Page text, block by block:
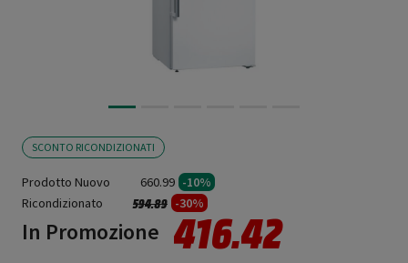
SCONTO RICONDIZIONATI
Prodotto Nuovo 660.99 -10%
Ricondizionato
Prezzo ridotto da
594.89a -30%
In Promozione 416.42